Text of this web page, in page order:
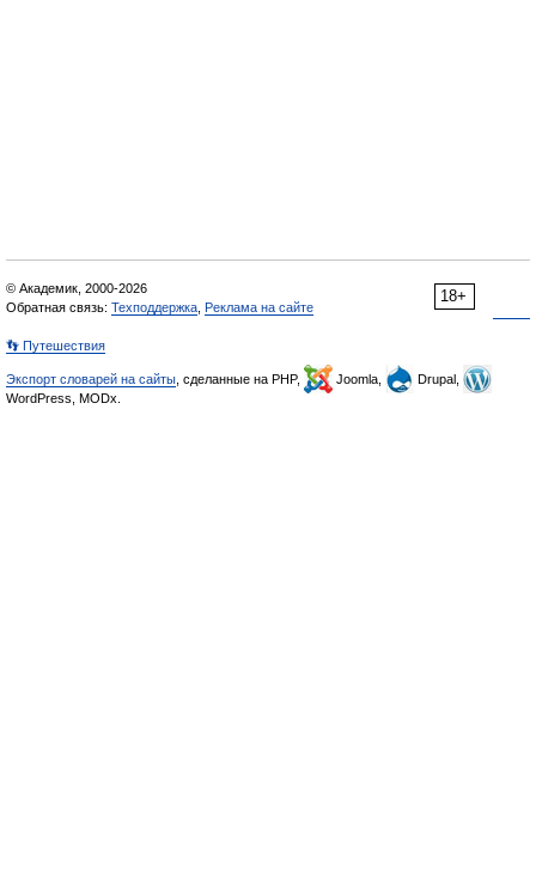
18+
© Академик, 2000-2026
Обратная связь: Техподдержка Реклама на сайте
👣 Путешествия
Экспорт словарей на сайты , сделанные на PHP, Joomla,
Drupal,
WordPress, MODx.